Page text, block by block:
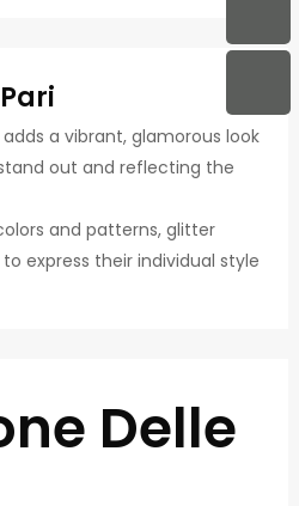
a vibrant, glamorous look
out and reflecting the
and patterns, glitter
express their individual style
Delle